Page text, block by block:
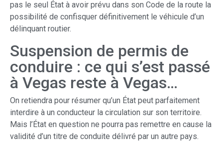
pas le seul État à avoir prévu dans son Code de la route la
possibilité de confisquer définitivement le véhicule d’un
délinquant routier.
Suspension de permis de
conduire : ce qui s’est passé
à Vegas reste à Vegas…
On retiendra pour résumer qu’un État peut parfaitement
interdire à un conducteur la circulation sur son territoire.
Mais l’État en question ne pourra pas remettre en cause la
validité d’un titre de conduite délivré par un autre pays.